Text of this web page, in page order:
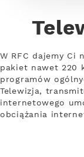
W RFC dajemy Ci
pakiet nawet 220
programów
Telewizja,
internetowego
obciążania